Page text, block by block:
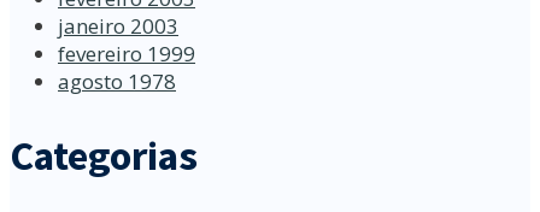
janeiro 2003
fevereiro 1999
agosto 1978
Categorias